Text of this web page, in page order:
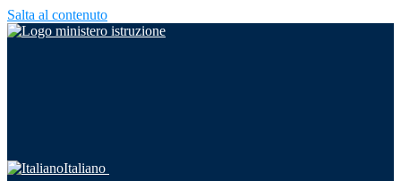
Salta al contenuto
Italiano